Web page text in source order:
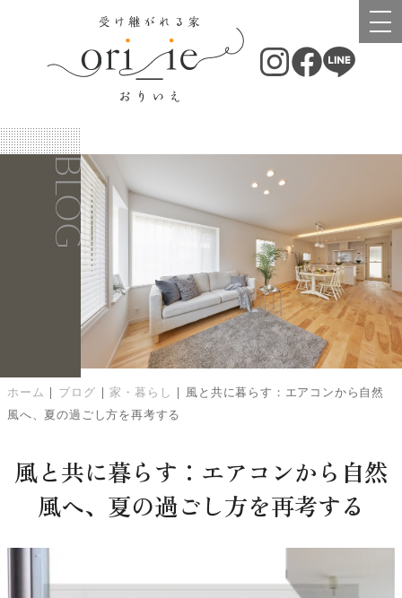
BLOG
ホーム | ブログ | 家・暮らし | 風と共に暮らす：エアコンから自然
風へ、夏の過ごし方を再考する
風と共に暮らす：エアコンから自然
風へ、夏の過ごし方を再考する